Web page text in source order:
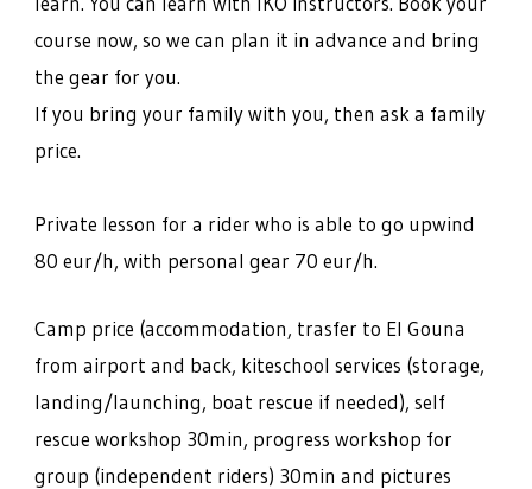
course now, so we can plan it in advance and bring
the gear for you.
If you bring your family with you, then ask a family
price.
Private lesson for a rider who is able to go upwind
80 eur/h, with personal gear 70 eur/h.
Camp price (accommodation, trasfer to El Gouna
from airport and back, kiteschool services (storage,
landing/launching, boat rescue if needed), self
rescue workshop 30min, progress workshop for
group (independent riders) 30min and pictures